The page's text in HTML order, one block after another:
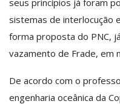
sistemas de interlocução
forma proposta do PNC,
vazamento de Frade, em
De acordo com o
engenharia oceânica da